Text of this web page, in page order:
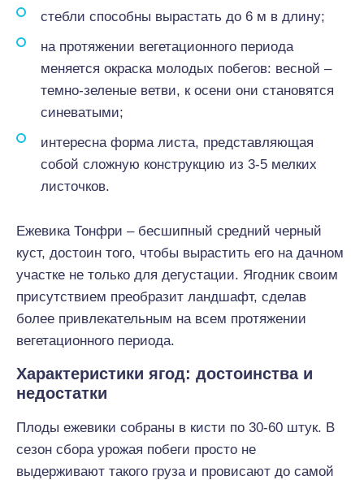
стебли способны вырастать до 6 м в длину;
на протяжении вегетационного периода
меняется окраска молодых побегов: весной –
темно-зеленые ветви, к осени они становятся
синеватыми;
интересна форма листа, представляющая
собой сложную конструкцию из 3-5 мелких
листочков.
Ежевика Тонфри – бесшипный средний черный
куст, достоин того, чтобы вырастить его на дачном
участке не только для дегустации. Ягодник своим
присутствием преобразит ландшафт, сделав
более привлекательным на всем протяжении
вегетационного периода.
Характеристики ягод: достоинства и
недостатки
Плоды ежевики собраны в кисти по 30-60 штук. В
сезон сбора урожая побеги просто не
выдерживают такого груза и провисают до самой